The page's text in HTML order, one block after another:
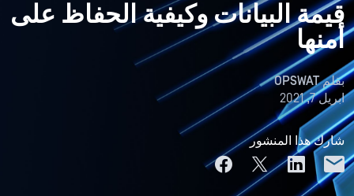
قيمة البيانات وكيفية الحفاظ على
أمنها
بقلمOPSWAT
ابريل 7, 2021
شارك هذا المنشور